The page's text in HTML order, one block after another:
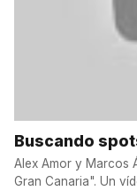
Buscando
Alex Amor y Marcos
Gran Canaria". Un